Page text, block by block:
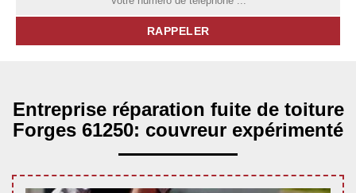
Entreprise réparation fuite de toiture
Forges 61250: couvreur expérimenté